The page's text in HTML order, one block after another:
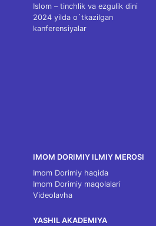
Islom – tinchlik va ezgulik dini
2024 yilda o`tkazilgan
kanferensiyalar
IMOM DORIMIY ILMIY MEROSI
Imom Dorimiy haqida
Imom Dorimiy maqolalari
Videolavha
YASHIL AKADEMIYA